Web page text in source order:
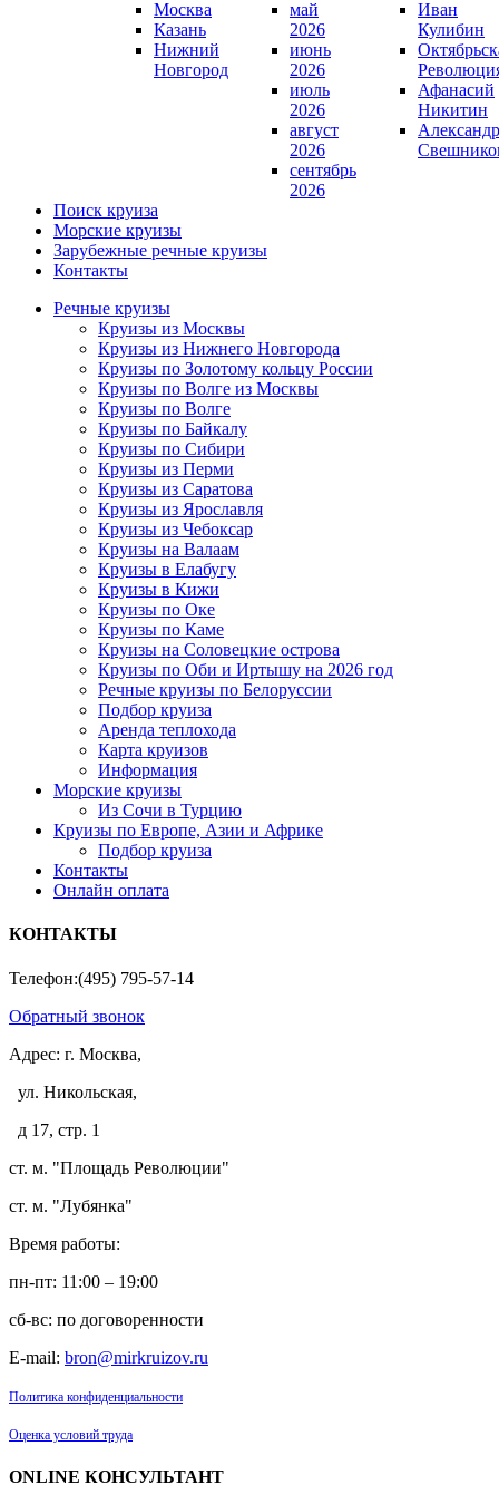
Москва
Казань
Нижний
Новгород
май
2026
июнь
2026
июль
2026
август
2026
сентябрь
2026
Иван
Кулибин
Афанасий
Никитин
Александр
Поиск круиза
Морские круизы
Зарубежные речные круизы
Контакты
Речные круизы
Круизы из Москвы
Круизы из Нижнего Новгорода
Круизы по Золотому кольцу России
Круизы по Волге из Москвы
Круизы по Волге
Круизы по Байкалу
Круизы по Сибири
Круизы из Перми
Круизы из Саратова
Круизы из Ярославля
Круизы из Чебоксар
Круизы на Валаам
Круизы в Елабугу
Круизы в Кижи
Круизы по Оке
Круизы по Каме
Круизы на Соловецкие острова
Круизы по Оби и Иртышу на 2026 год
Речные круизы по Белоруссии
Подбор круиза
Аренда теплохода
Карта круизов
Информация
Морские круизы
Из Сочи в Турцию
Круизы по Европе, Азии и Африке
Подбор круиза
Контакты
Онлайн оплата
КОНТАКТЫ
Телефон:(495) 795-57-14
Обратный звонок
Адрес: г. Москва,
ул. Никольская,
д 17, стр. 1
ст. м. "Площадь Революции"
ст. м. "Лубянка"
Время работы:
пн-пт: 11:00 – 19:00
сб-вс: по договоренности
E-mail: bron@mirkruizov.ru
Политика конфиденциальности
Оценка условий труда
ONLINE КОНСУЛЬТАНТ